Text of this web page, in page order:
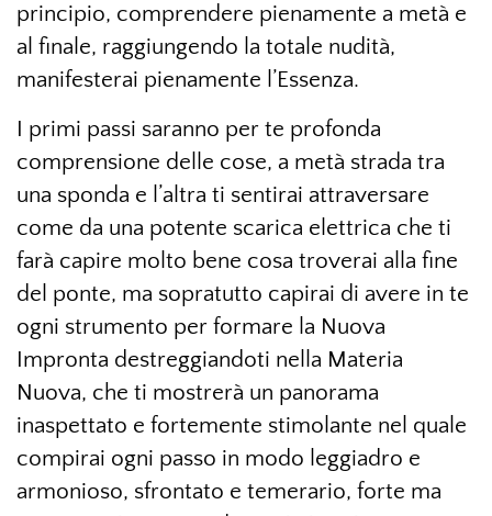
principio, comprendere pienamente a metà e
al finale, raggiungendo la totale nudità,
manifesterai pienamente l’Essenza.
I primi passi saranno per te profonda
comprensione delle cose, a metà strada tra
una sponda e l’altra ti sentirai attraversare
come da una potente scarica elettrica che ti
farà capire molto bene cosa troverai alla fine
del ponte, ma sopratutto capirai di avere in te
ogni strumento per formare la Nuova
Impronta destreggiandoti nella Materia
Nuova, che ti mostrerà un panorama
inaspettato e fortemente stimolante nel quale
compirai ogni passo in modo leggiadro e
armonioso, sfrontato e temerario, forte ma